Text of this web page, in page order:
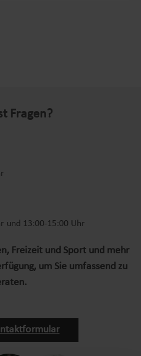
spielerisch zu erkunden
lernt Dein Kind, seine
werden
Fähigkeiten gefördert.
sorgfältig gestaltet, um
Caterpillar erfüllt es die
der Marke. Hergestellt aus
Fahrzeug langlebig und
ermöglicht es den kleinen
mühelos zu erkunden. Der
der körperlichen
in verschiedene Rollen zu
Spiel können sie
Fragen?
und 13:00-15:00 Uhr
Freizeit und Sport und mehr
um Sie umfassend zu